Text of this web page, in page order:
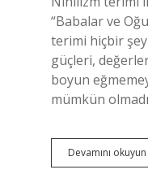
“Babalar ve
terimi hiçbir şey
güçleri,
boyun
mümkün
Devamını okuyun